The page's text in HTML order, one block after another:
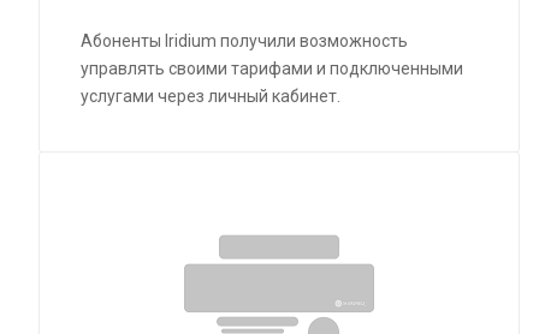
Абоненты Iridium получили возможность
управлять своими тарифами и подключенными
услугами через личный кабинет.